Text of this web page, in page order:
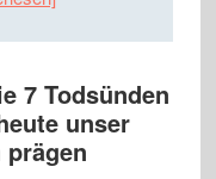
7 Todsünden
unser
prägen